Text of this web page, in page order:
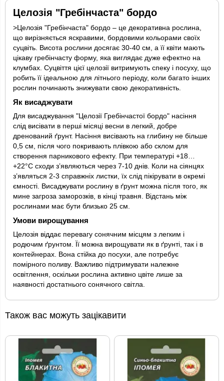
Целозія "Гребінчаста" бордо
>Целозія "Гребінчаста" бордо – це декоративна рослина,
що вирізняється яскравими, бордовими кольорами своїх
суцвіть. Висота рослини досягає 30-40 см, а її квіти мають
цікаву гребінчасту форму, яка виглядає дуже ефектно на
клумбах. Суцвіття цієї целозії витримують спеку і посуху, що
робить її ідеальною для літнього періоду, коли багато інших
рослин починають знижувати свою декоративність.
Як висаджувати
Для висаджування "Целозії Гребінчастої бордо" насіння
слід висівати в перші місяці весни в легкий, добре
дренований ґрунт. Насіння висівають на глибину не більше
0,5 см, після чого покривають плівкою або склом для
створення парникового ефекту. При температурі +18…
+22°C сходи з’являються через 7-10 днів. Коли на сіянцях
з’являться 2-3 справжніх листки, їх слід пікірувати в окремі
ємності. Висаджувати рослину в ґрунт можна після того, як
мине загроза заморозків, в кінці травня. Відстань між
рослинами має бути близько 25 см.
Умови вирощування
Целозія віддає перевагу сонячним місцям з легким і
родючим ґрунтом. Її можна вирощувати як в ґрунті, так і в
контейнерах. Вона стійка до посухи, але потребує
помірного поливу. Важливо підтримувати належне
освітлення, оскільки рослина активно цвіте лише за
наявності достатнього сонячного світла.
Також вас можуть зацікавити